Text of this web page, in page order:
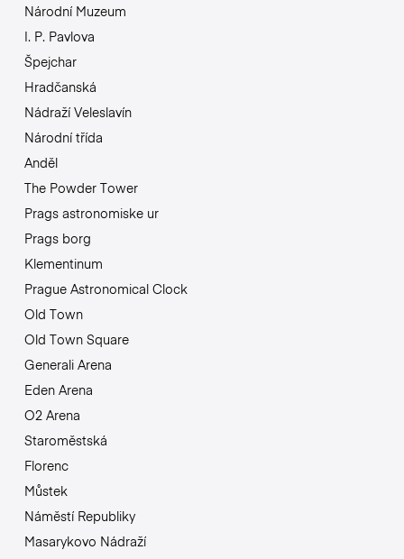
Národní Muzeum
I. P. Pavlova
Špejchar
Hradčanská
Nádraží Veleslavín
Národní třída
Anděl
The Powder Tower
Prags astronomiske ur
Prags borg
Klementinum
Prague Astronomical Clock
Old Town
Old Town Square
Generali Arena
Eden Arena
O2 Arena
Staroměstská
Florenc
Můstek
Náměstí Republiky
Masarykovo Nádraží